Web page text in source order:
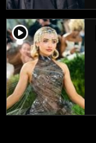
player2